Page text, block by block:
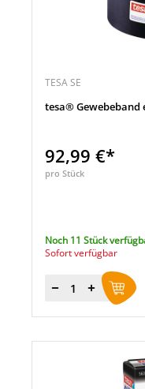
TESA SE
tesa®
92,99 €*
pro Stück
Noch 11 Stück
Sofort verfügbar
Menge